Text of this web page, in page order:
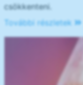
csökkenteni.
További részletek